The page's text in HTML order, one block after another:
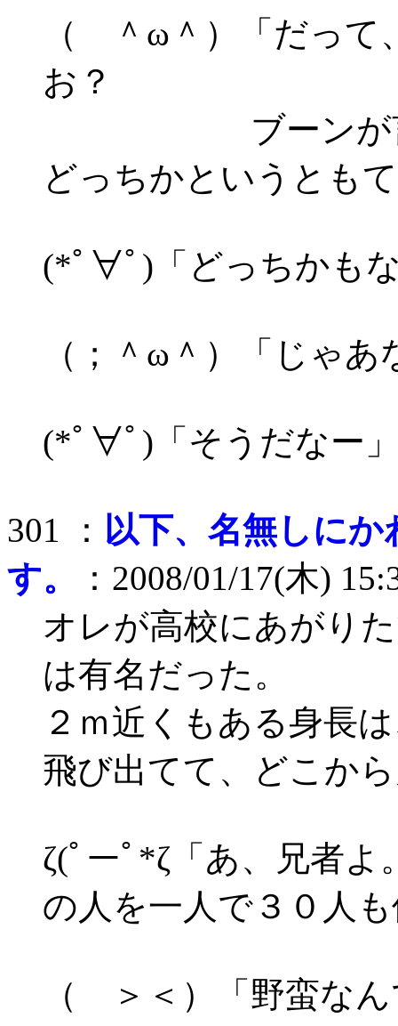
（ ＾ω＾）「だって
お？
ブーンが言う
どっちかというとも
(*ﾟ∀ﾟ)「どっちかも
（；＾ω＾）「じゃ
(*ﾟ∀ﾟ)「そうだなー
301 ： 以下、名無しに
す。
：2008/01/17(木)
オレが高校にあがり
は有名だった。
２ｍ近くもある身長
飛び出てて、どこか
ζ(ﾟーﾟ*ζ「あ、兄者
の人を一人で３０人
（ ＞＜）「野蛮な